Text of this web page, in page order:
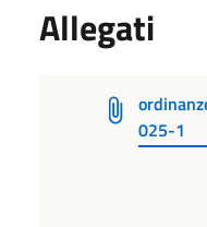
Allegati
025-1